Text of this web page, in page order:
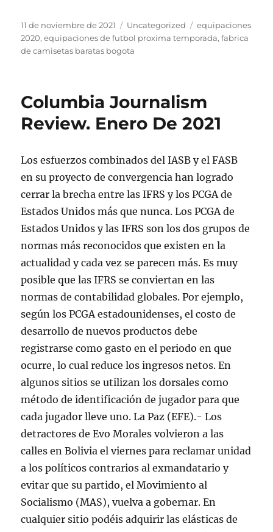
Publicado
el
11 de noviembre de 2021 Categorías
Uncategorized Etiquetas
equipaciones
2020,equipaciones de futbol proxima temporada,fabrica
de camisetas baratas bogota
Columbia Journalism
Review. Enero De 2021
Los esfuerzos combinados del IASB y el FASB
en su proyecto de convergencia han logrado
cerrar la brecha entre las IFRS y los PCGA de
Estados Unidos más que nunca. Los PCGA de
Estados Unidos y las IFRS son los dos grupos de
normas más reconocidos que existen en la
actualidad y cada vez se parecen más. Es muy
posible que las IFRS se conviertan en las
normas de contabilidad globales. Por ejemplo,
según los PCGA estadounidenses, el costo de
desarrollo de nuevos productos debe
registrarse como gasto en el periodo en que
ocurre, lo cual reduce los ingresos netos. En
algunos sitios se utilizan los dorsales como
método de identificación de jugador para que
cada jugador lleve uno. La Paz (EFE).- Los
detractores de Evo Morales volvieron a las
calles en Bolivia el viernes para reclamar unidad
a los políticos contrarios al exmandatario y
evitar que su partido, el Movimiento al
Socialismo (MAS), vuelva a gobernar. En
cualquier sitio podéis adquirir las elásticas de